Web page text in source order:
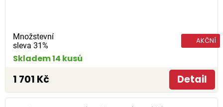
Množstevní
sleva 31%
AKČNÍ
Skladem 14 kusů
1 701 Kč Detail